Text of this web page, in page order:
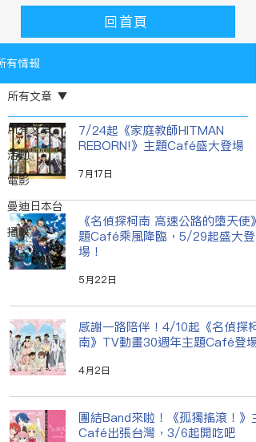
回首頁
有情報
所有文章
活動
電影
曼迪日本台
播映
最新代理
所有文章
7/24起《家庭教師HITMAN
REBORN!》主題Café盛大登場
7月17日
《名偵探柯南 高速公路的墮天使
題Café乘風降臨，5/29起盛大登
場！
5月22日
感謝一路陪伴！4/10起《名偵探柯
南》TV動畫30週年主題Café登場
4月2日
團結Band來啦！《孤獨搖滾！》
Café出張台灣，3/6起開吃吧